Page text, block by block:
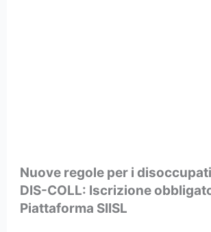
Nuove regole per i
DIS-COLL: Iscrizione
Piattaforma SIISL